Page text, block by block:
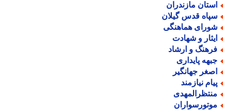
مازندران
قدس گیلان
هماهنگی
و شهادت
و ارشاد
پایداری
جهانگیر
نیازمند